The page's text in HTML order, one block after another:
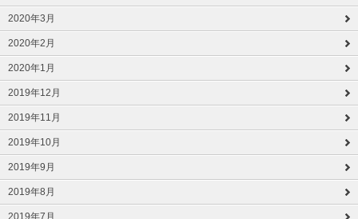
2020年3月
2020年2月
2020年1月
2019年12月
2019年11月
2019年10月
2019年9月
2019年8月
2019年7月